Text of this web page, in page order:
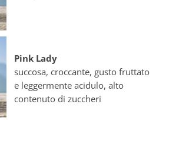
Pink Lady
succosa, croccante, gusto fruttato
e leggermente acidulo, alto
contenuto di zuccheri